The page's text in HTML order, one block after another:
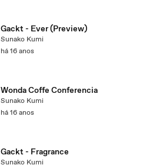
Gackt - Ever (Preview)
Sunako Kumi
há 16 anos
Wonda Coffe Conferencia
Sunako Kumi
há 16 anos
Gackt - Fragrance
Sunako Kumi